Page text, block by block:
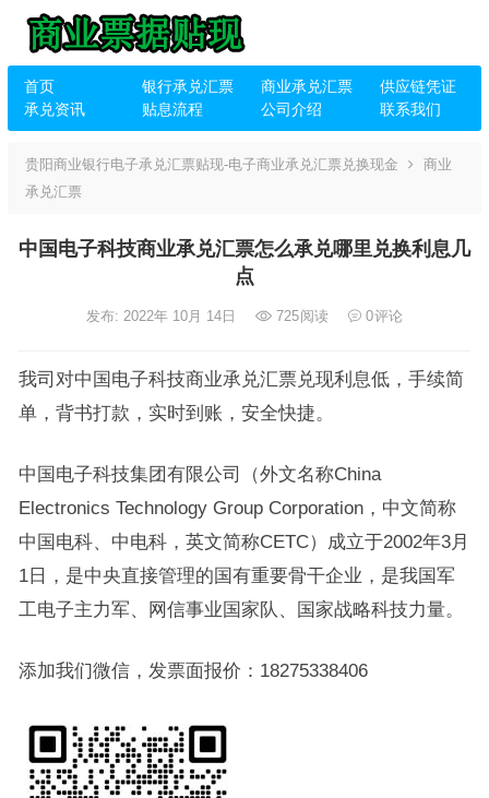
首页 银行承兑汇票 商业承兑汇票
供应链凭证
承兑资讯
贴息流程 公司介绍 联系我们
贵阳商业银行电子承兑汇票贴现-电子商业承兑汇票兑换现金
商业
承兑汇票
中国电子科技商业承兑汇票怎么承兑哪里兑换利息几
点
发布: 2022年 10月 14日 725阅读 0评论
我司对中国电子科技商业承兑汇票兑现利息低，手续简
单，背书打款，实时到账，安全快捷。
中国电子科技集团有限公司（外文名称China
Electronics Technology Group Corporation，中文简称
中国电科、中电科，英文简称CETC）成立于2002年3月
1日，是中央直接管理的国有重要骨干企业，是我国军
工电子主力军、网信事业国家队、国家战略科技力量。
添加我们微信，发票面报价：18275338406